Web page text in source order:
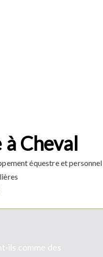
à Cheval
équestre et personnel
ils comme des